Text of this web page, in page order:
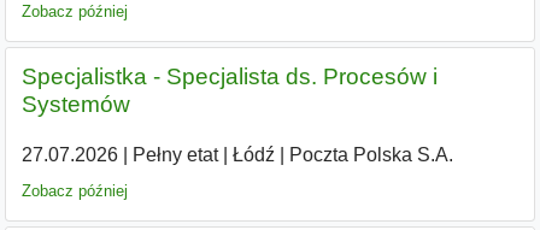
Zobacz później
Specjalistka - Specjalista ds. Procesów i
Systemów
27.07.2026| Pełny etat| Łódź Poczta Polska S.A.
Zobacz później